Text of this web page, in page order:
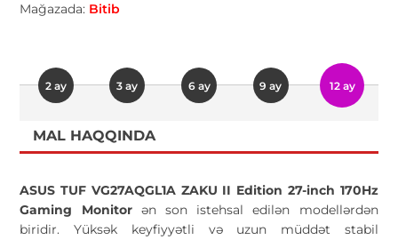
Mağazada: Bitib
2 ay 3 ay 6 ay 9 ay 12 ay
MAL HAQQINDA
ASUS TUF VG27AQGL1A ZAKU II Edition 27-inch 170Hz
Gaming Monitor ən son istehsal edilən modellərdən
biridir. Yüksək keyfiyyətli və uzun müddət stabil